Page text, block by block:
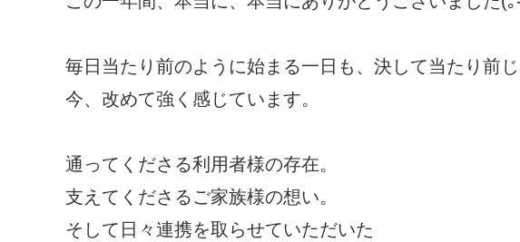
毎日当たり前のように始まる一日も、決して当たり前じ
今、改めて強く感じています。
通ってくださる利用者様の存在。
支えてくださるご家族様の想い。
そして日々連携を取らせていただいた